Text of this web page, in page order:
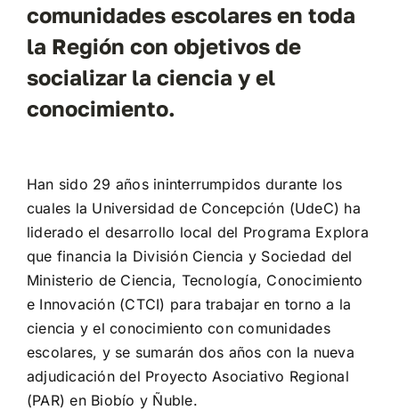
comunidades escolares en toda
la Región con objetivos de
socializar la ciencia y el
conocimiento.
Han sido 29 años ininterrumpidos durante los
cuales la Universidad de Concepción (UdeC) ha
liderado el desarrollo local del Programa Explora
que financia la División Ciencia y Sociedad del
Ministerio de Ciencia, Tecnología, Conocimiento
e Innovación (CTCI) para trabajar en torno a la
ciencia y el conocimiento con comunidades
escolares, y se sumarán dos años con la nueva
adjudicación del Proyecto Asociativo Regional
(PAR) en Biobío y Ñuble.